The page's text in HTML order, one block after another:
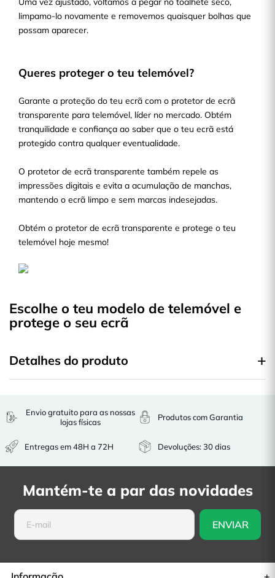
limpamo-lo novamente e removemos quaisquer bolhas que
possam aparecer.
Queres proteger o teu telemóvel?
Garante a proteção do teu ecrã com o protetor de ecrã
transparente para telemóvel, líder no mercado. Obtém
tranquilidade e confiança ao saber que o teu ecrã está
protegido contra qualquer eventualidade.
O protetor de ecrã transparente também repele as
impressões digitais e evita a acumulação de manchas,
mantendo o ecrã limpo e sem marcas indesejadas.
Obtém o protetor de ecrã transparente e protege o teu
telemóvel hoje mesmo!
Escolhe o teu modelo de telemóvel e
protege o seu ecrã
Detalhes do produto
Envio gratuito para as nossas
lojas físicas
Entregas em 48H a 72H
Produtos com Garantia
Devoluções: 30 dias
Mantém-te a par das novidades